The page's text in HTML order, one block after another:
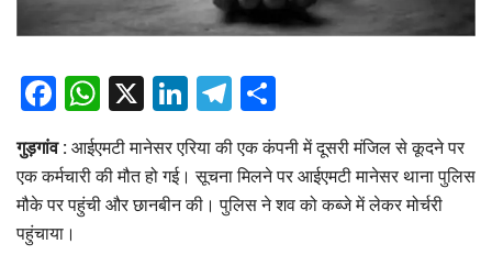
Facebook
WhatsApp
X LinkedIn
Telegram
गुड़गांव : आईएमटी मानेसर एरिया की एक कंपनी में दूसरी मंजिल से कूदने पर
एक कर्मचारी की मौत हो गई। सूचना मिलने पर आईएमटी मानेसर थाना पुलिस
मौके पर पहुंची और छानबीन की। पुलिस ने शव को कब्जे में लेकर मोर्चरी
पहुंचाया।